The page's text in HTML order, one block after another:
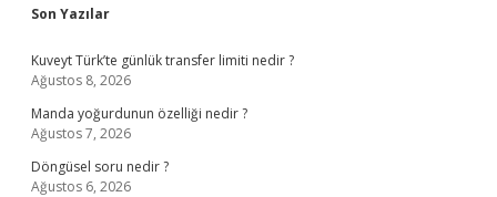
Sidebar
Son Yazılar
Kuveyt Türk’te günlük transfer limiti nedir ?
Ağustos 8, 2026
Manda yoğurdunun özelliği nedir ?
Ağustos 7, 2026
Döngüsel soru nedir ?
Ağustos 6, 2026